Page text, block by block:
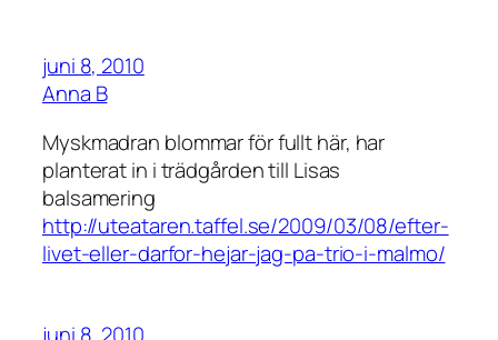
juni 8, 2010
Anna B
Myskmadran blommar för fullt här, har
planterat in i trädgården till Lisas
balsamering
http://uteataren.taffel.se/2009/03/08/efter-
livet-eller-darfor-hejar-jag-pa-trio-i-malmo/